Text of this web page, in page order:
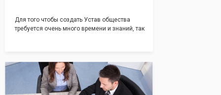
Для того чтобы создать Устав общества
требуется очень много времени и знаний, так
Наша компания предоставит вам свой
уникальный Устав Общества, который
подойдет для любой компании. Устав,
сделанный нашими профессиональными